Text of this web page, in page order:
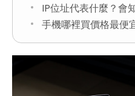
IP位址代表什麼？會
手機哪裡買價格最便